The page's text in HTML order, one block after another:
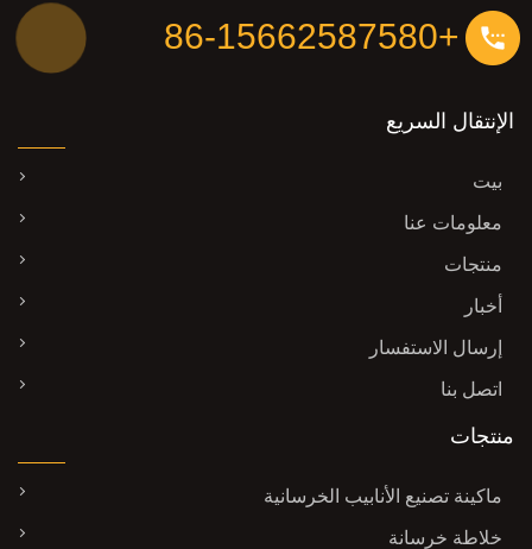
+86-15662587580
الإنتقال السريع
بيت
معلومات عنا
منتجات
أخبار
إرسال الاستفسار
اتصل بنا
منتجات
ماكينة تصنيع الأنابيب الخرسانية
خلاطة خرسانة